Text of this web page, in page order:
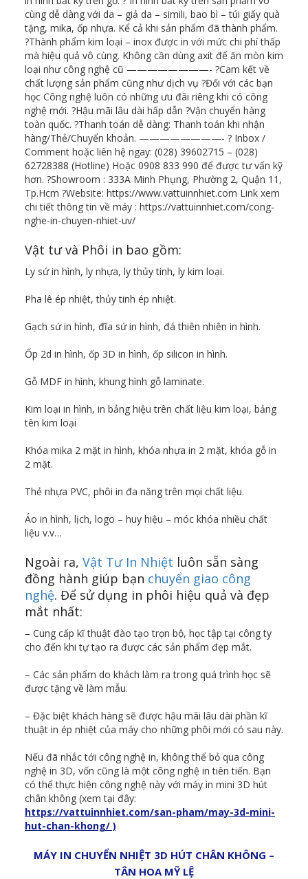
cùng dễ dàng với da – giả da – simili, bao bì – túi giấy quà
tặng, mika, ốp nhựa. Kể cả khi sản phẩm đã thành phẩm.
?Thành phẩm kim loại – inox được in với mức chi phí thấp
mà hiệu quả vô cùng. Không cần dùng axit để ăn mòn kim
loại như công nghệ cũ ————————- ?Cam kết về
chất lượng sản phẩm cũng như dịch vụ ?Đối với các bạn
học Công nghệ luôn có những ưu đãi riêng khi có công
nghệ mới. ?Hậu mãi lâu dài hấp dẫn ?Vận chuyển hàng
toàn quốc. ?Thanh toán dễ dàng: Thanh toán khi nhận
hàng/Thẻ/Chuyển khoản. ————————- ? Inbox /
Comment hoặc liên hệ ngay: (028) 39602715 – (028)
62728388 (Hotline) Hoặc 0908 833 990 để được tư vấn kỹ
hơn. ?Showroom : 333A Minh Phụng, Phường 2, Quận 11,
Tp.Hcm ?Website: https://www.vattuinnhiet.com Link xem
chi tiết thông tin về máy : https://vattuinnhiet.com/cong-
nghe-in-chuyen-nhiet-uv/
Vật tư và Phôi in bao gồm:
Ly sứ in hình, ly nhựa, ly thủy tinh, ly kim loại.
Pha lê ép nhiệt, thủy tinh ép nhiệt.
Gạch sứ in hình, đĩa sứ in hình, đá thiên nhiên in hình.
Ốp 2d in hình, ốp 3D in hình, ốp silicon in hình.
Gỗ MDF in hình, khung hình gỗ laminate.
Kim loại in hình, in bảng hiệu trên chất liệu kim loại, bảng
tên kim loại
Khóa mika 2 mặt in hình, khóa nhựa in 2 mặt, khóa gỗ in
2 mặt.
Thẻ nhựa PVC, phôi in đa năng trên mọi chất liệu.
Áo in hình, lịch, logo – huy hiệu – móc khóa nhiều chất
liệu v.v…
Ngoài ra, Vật Tư In Nhiệt luôn sẵn sàng
đồng hành giúp bạn chuyển giao công
nghệ. Để sử dụng in phôi hiệu quả và đẹp
mắt nhất:
– Cung cấp kĩ thuật đào tạo trọn bộ, học tập tại công ty
cho đến khi tự tạo ra được các sản phẩm đẹp mắt.
– Các sản phẩm do khách làm ra trong quá trình học sẽ
được tặng về làm mẫu.
– Đặc biệt khách hàng sẽ được hậu mãi lâu dài phần kĩ
thuật in ép nhiệt của máy cho những phôi mới có sau này.
Nếu đã nhắc tới công nghệ in, không thể bỏ qua công
nghệ in 3D, vốn cũng là một công nghệ in tiên tiến. Bạn
có thể thực hiện công nghệ này với máy in mini 3D hút
chân không (xem tại đây:
https://vattuinnhiet.com/san-pham/may-3d-mini-
hut-chan-khong/ )
MÁY IN CHUYỂN NHIỆT 3D HÚT CHÂN KHÔNG –
TÂN HOA MỸ LỆ